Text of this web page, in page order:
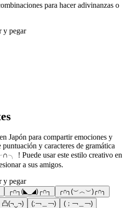
para hacer adivinanzas o
y pegar
Japón para compartir emociones y
y caracteres de gramática
! Puede usar este estilo creativo en
a sus amigos.
y pegar
┌∩┐(◣_◢)┌∩┐
╭∩╮(︶︿︶)╭∩╮
凸(¬‿¬) (;￢＿￢) (；￢＿￢)